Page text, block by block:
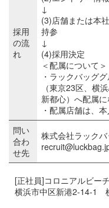
採用
の流
れ
↓
(3)店舗または本
持参
↓
(4)採用決定
＜配属について＞
・ラックバッグ
（東京23区、横
新都心）へ配属に
・配属店舗は、
問い
合わ
せ先
株式会社ラック
[正社員]コロニアルビー
横浜市中区新港2-14-1